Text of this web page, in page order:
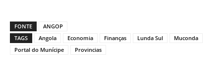
FONTE
ANGOP
TAGS
Angola Economia Finanças Lunda Sul
Muconda
Portal do Munícipe
Provincias